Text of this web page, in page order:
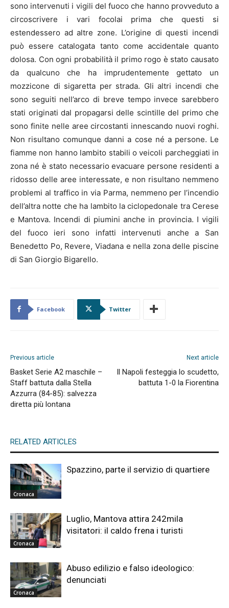
sono intervenuti i vigili del fuoco che hanno provveduto a
circoscrivere i vari focolai prima che questi si
estendessero ad altre zone. L’origine di questi incendi
può essere catalogata tanto come accidentale quanto
dolosa. Con ogni probabilità il primo rogo è stato causato
da qualcuno che ha imprudentemente gettato un
mozzicone di sigaretta per strada. Gli altri incendi che
sono seguiti nell’arco di breve tempo invece sarebbero
stati originati dal propagarsi delle scintille del primo che
sono finite nelle aree circostanti innescando nuovi roghi.
Non risultano comunque danni a cose né a persone. Le
fiamme non hanno lambito stabili o veicoli parcheggiati in
zona né è stato necessario evacuare persone residenti a
ridosso delle aree interessate, e non risultano nemmeno
problemi al traffico in via Parma, nemmeno per l’incendio
dell’altra notte che ha lambito la ciclopedonale tra Cerese
e Mantova. Incendi di piumini anche in provincia. I vigili
del fuoco ieri sono infatti intervenuti anche a San
Benedetto Po, Revere, Viadana e nella zona delle piscine
di San Giorgio Bigarello.
Facebook Twitter
Previous article
Basket Serie A2 maschile –
Staff battuta dalla Stella
Azzurra (84-85): salvezza
diretta più lontana
Next article
Il Napoli festeggia lo scudetto,
battuta 1-0 la Fiorentina
RELATED ARTICLES
Cronaca
Spazzino, parte il servizio di quartiere
Cronaca
Luglio, Mantova attira 242mila
visitatori: il caldo frena i turisti
Cronaca
Abuso edilizio e falso ideologico:
denunciati